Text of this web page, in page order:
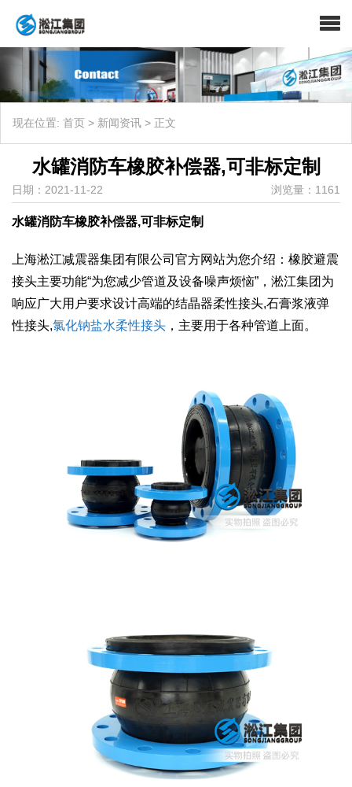
现在位置: 首页 > 新闻资讯 > 正文
水罐消防车橡胶补偿器,可非标定制
日期：2021-11-22 浏览量：1161
水罐消防车橡胶补偿器,可非标定制
上海淞江减震器集团有限公司官方网站为您介绍：橡胶避震
接头主要功能“为您减少管道及设备噪声烦恼”，淞江集团为
响应广大用户要求设计高端的结晶器柔性接头,石膏浆液弹
性接头,氯化钠盐水柔性接头 ，主要用于各种管道上面。